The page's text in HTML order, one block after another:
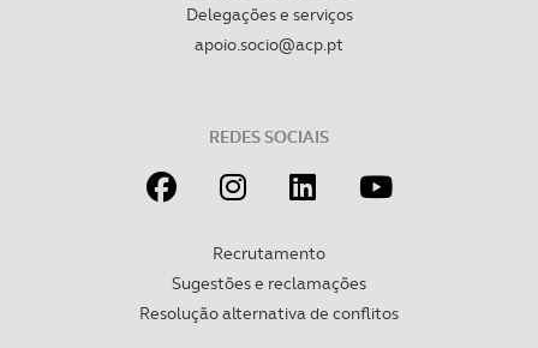
Delegações e serviços
apoio.socio@acp.pt
REDES SOCIAIS
Recrutamento
Sugestões e reclamações
Resolução alternativa de conflitos